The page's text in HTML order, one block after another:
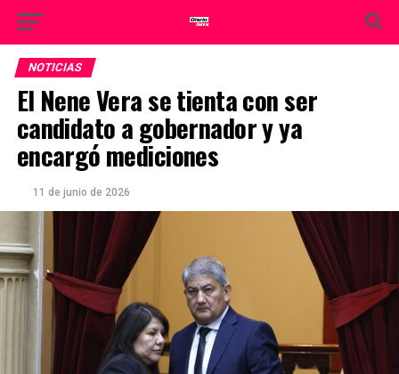
NOTICIAS
El Nene Vera se tienta con ser
candidato a gobernador y ya
encargó mediciones
11 de junio de 2026